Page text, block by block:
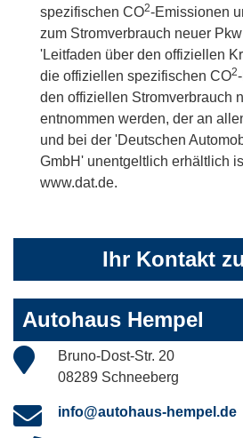
spezifischen CO2-Emissionen
zum Stromverbrauch neuer
'Leitfaden über den offiziellen
die offiziellen spezifischen CO2
den offiziellen Stromverbrauch
entnommen werden, der an
und bei der 'Deutschen
GmbH' unentgeltlich erhältlich
www.dat.de.
Ihr Kontakt
Autohaus Hempel
Bruno-Dost-Str. 20
08289 Schneeberg
info@autohaus-hempel.de